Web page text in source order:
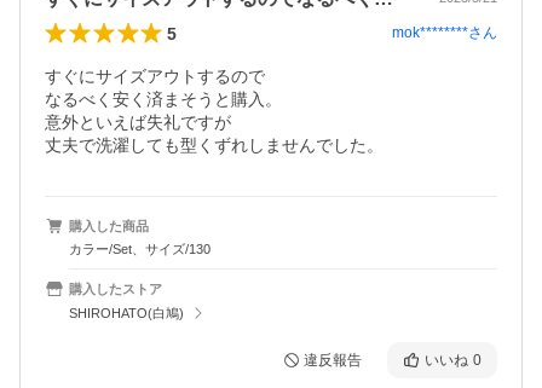
5 mok********さん
すぐにサイズアウトするので
なるべく安く済まそうと購入。
意外といえば失礼ですが
丈夫で洗濯しても型くずれしませんでした。
購入した商品
カラー/Set、サイズ/130
購入したストア
SHIROHATO(白鳩)
違反報告 いいね 0